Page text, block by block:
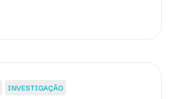
INVESTIGAÇÃO